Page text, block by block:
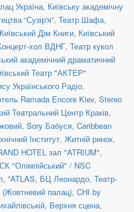
Україна, Київську академічну
“Сузір'я”, Театр Шафа,
Київський Дім Книги, Київський
хол ВДНГ, Театр кукол
академічний драматичний
Театр "АКТЕР"
Українського Радіо,
Ramada Encore Kiev, Stereo
Театральний Центр Краків,
, Sory Бабуся, Caribbean
Інститут, Житній ринок,
HOTEL зал "ATRIUM",
"Олімпійський" / NSC
, ''ATLAS, БЦ Леонардо, Театр-
палац), CHI by
Верхня сцена,